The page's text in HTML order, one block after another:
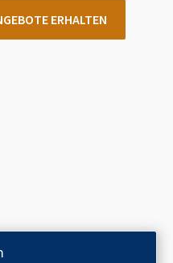
ERHALTEN